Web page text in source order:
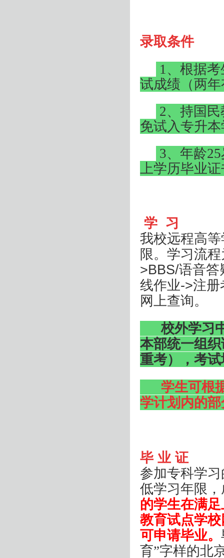
录取条件
1、根据
试成绩（两
2、持国
免试入专升
3、年龄25
上学历毕业
学 习
我校远程高
限。学习流
>BBS/语音答
线作业->注册
网上查询。
校外学习
本部统一组
重考），考
学生可根
学计划内的
毕 业 证
参加专科学
低学习年限
的学生在满
教育试点学
可申请毕业。
育”字样的北